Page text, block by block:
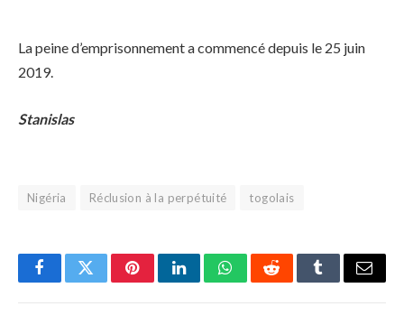
La peine d’emprisonnement a commencé depuis le 25 juin
2019.
Stanislas
Nigéria Réclusion à la perpétuité togolais
FacebookTwitterPinterestLinkedInWhatsAppRedditTumblrEmail